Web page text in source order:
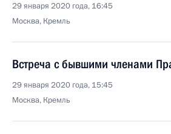
29 января 2020 года, 16:45
Москва, Кремль
Встреча с бывшими членами
29 января 2020 года, 15:45
Москва, Кремль